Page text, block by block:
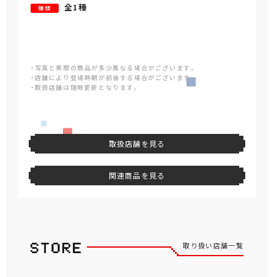
種類 全1種
・写真と実際の商品が多少異なる場合がございます。
・店舗により登場時期が前後する場合がございます。
・取扱店舗は随時更新となります。
取扱店舗を見る
関連商品を見る
取り扱い店舗一覧